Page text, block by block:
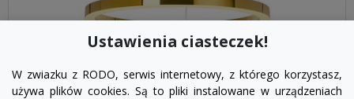
visibility
Ustawienia ciasteczek!
W zwiazku z RODO, serwis internetowy, z którego korzystasz,
używa plików cookies. Są to pliki instalowane w urządzeniach